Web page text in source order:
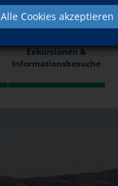
Alle Cookies akzeptieren
Exkursionen &
Informationsbesuche